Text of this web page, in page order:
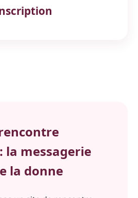
la messagerie
la donne